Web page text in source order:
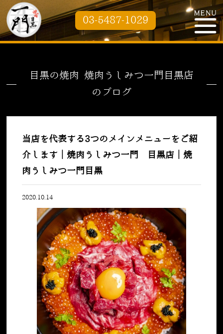
03-5487-1029
目黒の焼肉 焼肉うしみつ一門目黒店
のブログ
当店を代表する3つのメインメニューをご紹
介します｜焼肉うしみつ一門 目黒店｜焼
肉うしみつ一門目黒
2020.10.14